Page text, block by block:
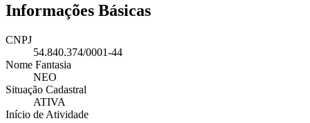
Informações Básicas
CNPJ
54.840.374/0001-44
Nome Fantasia
NEO
Situação Cadastral
ATIVA
Início de Atividade